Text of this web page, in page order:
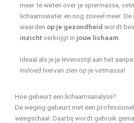
meer te weten over je spiermassa,
lichaamswater en nog zoveel meer. De
waarden op je gezondheid wordt
inzicht verkrijgt in jouw lichaam
Ideaal als je je levensstijl aan het
invloed hiervan zien op je vetmassa!
Hoe gebeurt een lichaamsanalyse?
De weging gebeurt met een
weegschaal. Daarbij wordt gebruik